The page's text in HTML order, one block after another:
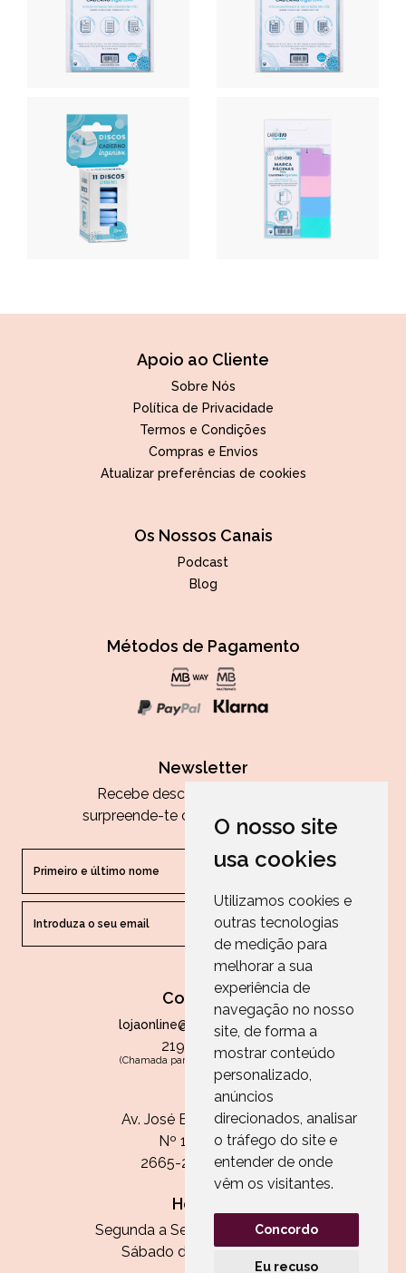
O nosso site
usa cookies
Utilizamos cookies e
outras tecnologias
de medição para
melhorar a sua
experiência de
navegação no nosso
site, de forma a
mostrar conteúdo
personalizado,
anúncios
direcionados, analisar
o tráfego do site e
entender de onde
vêm os visitantes.
Concordo
Eu recuso
Apoio ao Cliente
Sobre Nós
Política de Privacidade
Termos e Condições
Compras e Envios
Atualizar preferências de cookies
Os Nossos Canais
Podcast
Blog
Métodos de Pagamento
Newsletter
Recebe descontos exclusivos e
surpreende-te com as nossas dicas.
ENVIAR
Contactos
lojaonline@paperandarts.pt
219 862 836
(Chamada para a rede fixa nacional)
Loja
Av. José Batista Antunes
Nº 11, Loja 10
2665-236 Malveira
Horário:
Segunda a Sexta das 13h às 20h
Sábado das 9h30 às 13h